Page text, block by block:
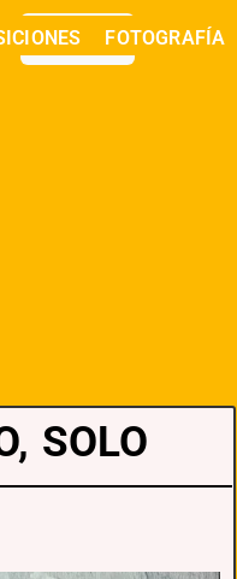
FOTOGRAFÍA
0,00
SOLO